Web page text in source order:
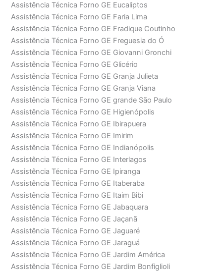
Assistência Técnica Forno GE Eucaliptos
Assistência Técnica Forno GE Faria Lima
Assistência Técnica Forno GE Fradique Coutinho
Assistência Técnica Forno GE Freguesia do Ó
Assistência Técnica Forno GE Giovanni Gronchi
Assistência Técnica Forno GE Glicério
Assistência Técnica Forno GE Granja Julieta
Assistência Técnica Forno GE Granja Viana
Assistência Técnica Forno GE grande São Paulo
Assistência Técnica Forno GE Higienópolis
Assistência Técnica Forno GE Ibirapuera
Assistência Técnica Forno GE Imirim
Assistência Técnica Forno GE Indianópolis
Assistência Técnica Forno GE Interlagos
Assistência Técnica Forno GE Ipiranga
Assistência Técnica Forno GE Itaberaba
Assistência Técnica Forno GE Itaim Bibi
Assistência Técnica Forno GE Jabaquara
Assistência Técnica Forno GE Jaçanã
Assistência Técnica Forno GE Jaguaré
Assistência Técnica Forno GE Jaraguá
Assistência Técnica Forno GE Jardim América
Assistência Técnica Forno GE Jardim Bonfiglioli